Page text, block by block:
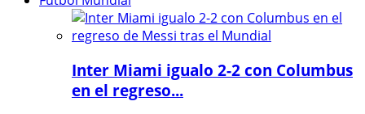
Inter Miami igualo 2-2 con Columbus
en el regreso...